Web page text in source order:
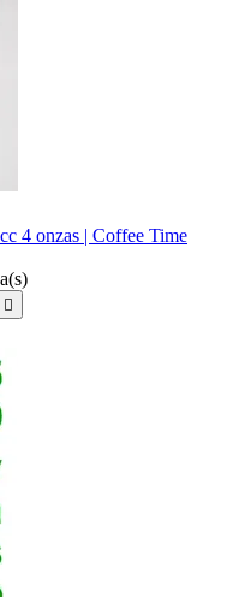
4 onzas | Coffee Time
